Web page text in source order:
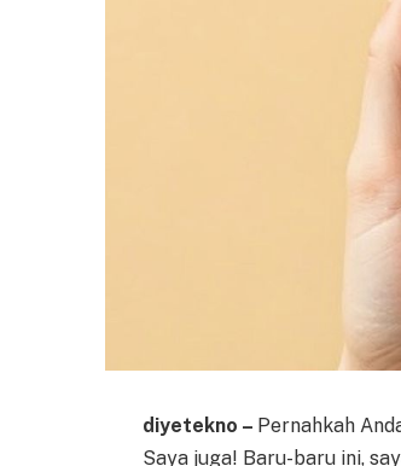
diyetekno – Pernahkah
Saya juga! Baru-baru ini,